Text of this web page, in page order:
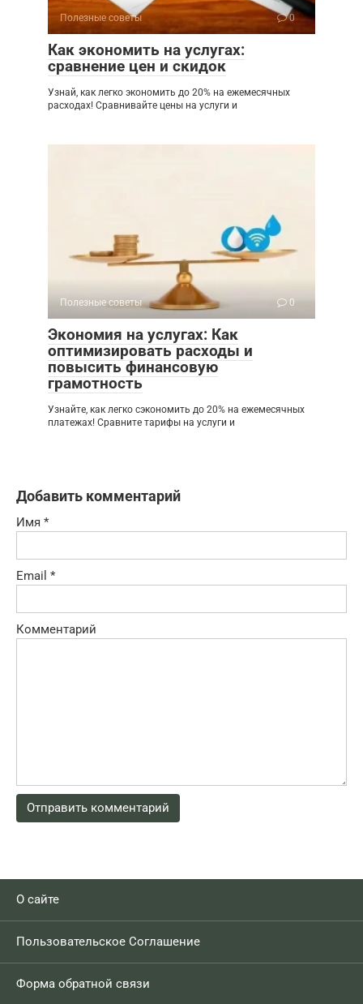
Полезные советы 0
Как экономить на услугах:
сравнение цен и скидок
Узнай, как легко экономить до 20% на ежемесячных
расходах! Сравнивайте цены на услуги и
Полезные советы 0
Экономия на услугах: Как
оптимизировать расходы и
повысить финансовую
грамотность
Узнайте, как легко сэкономить до 20% на ежемесячных
платежах! Сравните тарифы на услуги и
Добавить комментарий
Имя *
Email *
Комментарий
О сайте
Пользовательское Соглашение
Форма обратной связи